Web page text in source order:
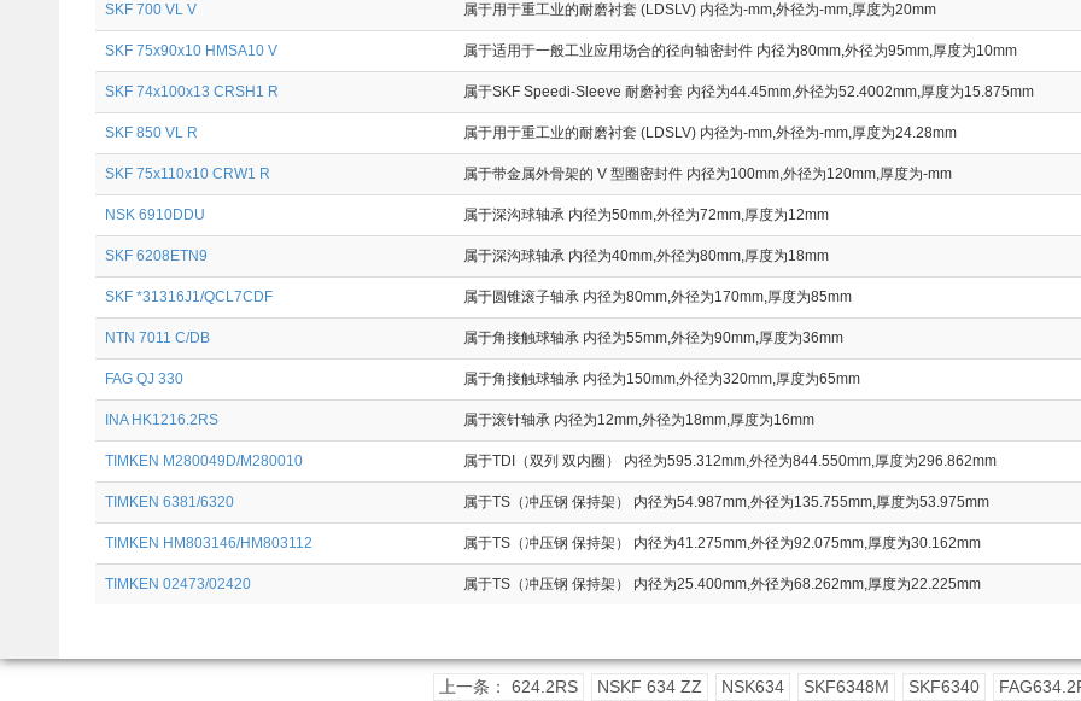
SKF 700 VL V 属于用于重工业的耐磨衬套 (LDSLV) 内径为-mm,外径为-mm,厚度为20mm
SKF 75x90x10 HMSA10 V 属于适用于一般工业应用场合的径向轴密封件 内径为80mm,外径为95mm,厚度为10mm
SKF 74x100x13 CRSH1 R 属于SKF Speedi-Sleeve 耐磨衬套 内径为44.45mm,外径为52.4002mm,厚度为15.875mm
SKF 850 VL R 属于用于重工业的耐磨衬套 (LDSLV) 内径为-mm,外径为-mm,厚度为24.28mm
SKF 75x110x10 CRW1 R 属于带金属外骨架的 V 型圈密封件 内径为100mm,外径为120mm,厚度为-mm
NSK 6910DDU 属于深沟球轴承 内径为50mm,外径为72mm,厚度为12mm
SKF 6208ETN9 属于深沟球轴承 内径为40mm,外径为80mm,厚度为18mm
SKF *31316J1/QCL7CDF 属于圆锥滚子轴承 内径为80mm,外径为170mm,厚度为85mm
NTN 7011 C/DB 属于角接触球轴承 内径为55mm,外径为90mm,厚度为36mm
FAG QJ 330 属于角接触球轴承 内径为150mm,外径为320mm,厚度为65mm
INA HK1216.2RS 属于滚针轴承 内径为12mm,外径为18mm,厚度为16mm
TIMKEN M280049D/M280010 属于TDI（双列 双内圈） 内径为595.312mm,外径为844.550mm,厚度为296.862mm
TIMKEN 6381/6320 属于TS（冲压钢 保持架） 内径为54.987mm,外径为135.755mm,厚度为53.975mm
TIMKEN HM803146/HM803112 属于TS（冲压钢 保持架） 内径为41.275mm,外径为92.075mm,厚度为30.162mm
TIMKEN 02473/02420 属于TS（冲压钢 保持架） 内径为25.400mm,外径为68.262mm,厚度为22.225mm
上一条： 624.2RS NSKF 634 ZZ NSK634 SKF6348M SKF6340